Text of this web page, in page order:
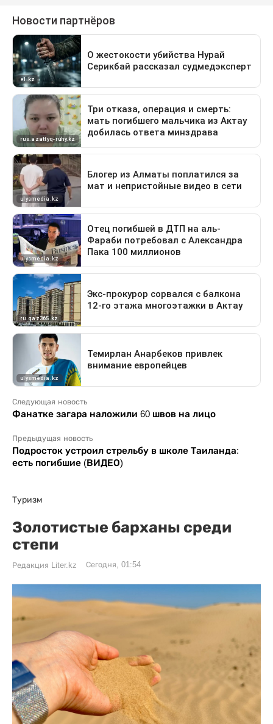
Следующая новость
Фанатке загара наложили 60 швов на лицо
Предыдущая новость
Подросток устроил стрельбу в школе Таиланда:
есть погибшие (ВИДЕО)
Туризм
Золотистые барханы среди
степи
Редакция Liter.kz Сегодня, 01:54